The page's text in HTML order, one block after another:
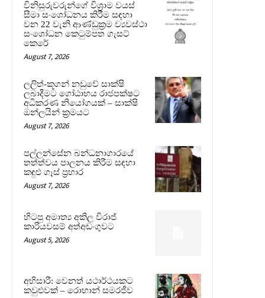
විනිසුරුවරුන්ගේ විශ්‍රාම වයස්
සීමා සංශෝධනය කිරීම සඳහා
වන 22 වැනි ආණ්ඩුක්‍රම ව්‍යවස්ථා
සංශෝධන කෙටුම්පත ගැසට්
කෙරේ
August 7, 2026
ලලිත්-කූගන් නඩුවේ සාක්ෂි
ලබාදීමට ගෝඨාභය රාජපක්ෂට
අධිකරණ නියෝගයක් – සාක්ෂි
ඔන්ලයින් ක්‍රමයට
August 7, 2026
පල්ලන්සේන බන්ධනාගාරයේ
තත්ත්වය පාලනය කිරීම සඳහා
කඳුළු ගෑස් ප්‍රහාර
August 7, 2026
හිටපු අමාත්‍ය අකිල විරාජ්
කාරියවසම් අත්අඩංගුවට
August 5, 2026
අභිසාරී: වෙනත් යථාර්ථයකට
කවුළුවක් – රොහාන් සමරජීව